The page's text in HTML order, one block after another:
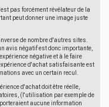
pas forcément révélateur de la
peut donner une image juste
de nombre d'autres sites.
avis négatif est donc importante,
négative et à le faire
d'achat satisfaisante est
avec un certain recul.
d'achat doit être réelle,
(l'utilisation par exemple de
aucune information